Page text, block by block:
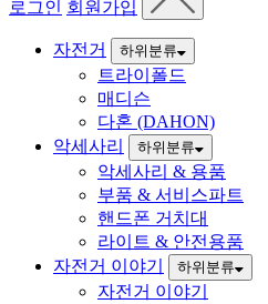
로그인 회원가입
자전거 하위분류
트라이폴드
매디슨
다혼 (DAHON)
악세사리
하위분류
악세사리 & 용품
부품 & 서비스파트
핸드폰 거치대
라이트 & 안전용품
자전거 이야기
하위분류
자전거 이야기